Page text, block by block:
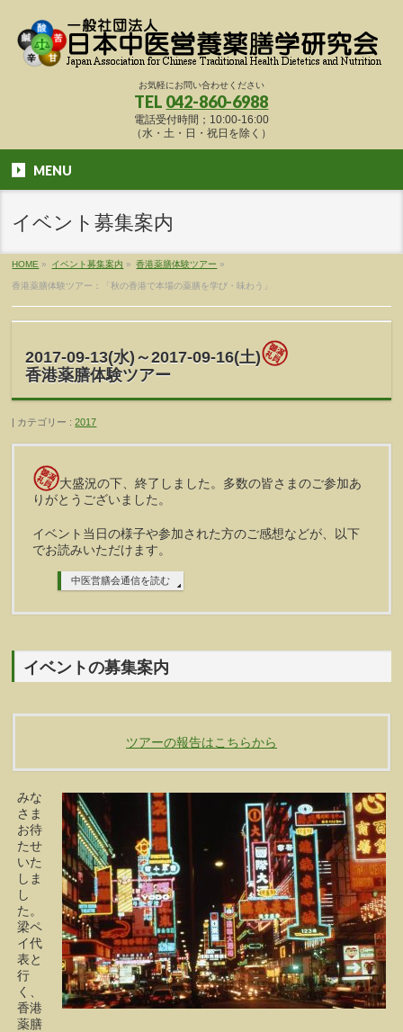
お気軽にお問い合わせください
TEL 042-860-6988
電話受付時間；10:00-16:00
（水・土・日・祝日を除く）
MENU
イベント募集案内
HOME » イベント募集案内 » 香港薬膳体験ツアー »
香港薬膳体験ツアー：「秋の香港で本場の薬膳を学び・味わう」
2017-09-13(水)～2017-09-16(土)
香港薬膳体験ツアー
カテゴリー :2017
大盛況の下、終了しました。多数の皆さまのご参加あ
りがとうございました。
イベント当日の様子や参加された方のご感想などが、以下
でお読みいただけます。
中医営膳会通信を読む
イベントの募集案内
ツアーの報告はこちらから
みな
さま
お待
たせ
いた
しま
し
た。
梁ペ
イ代
表と
行
く、
香港
薬膳